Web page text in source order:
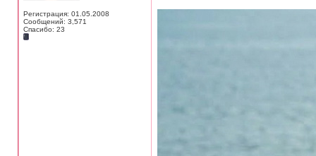
Регистрация: 01.05.2008
Сообщений: 3,571
Спасибо: 23